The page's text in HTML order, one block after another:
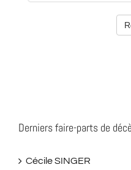
Derniers faire-parts de
Cécile SINGER